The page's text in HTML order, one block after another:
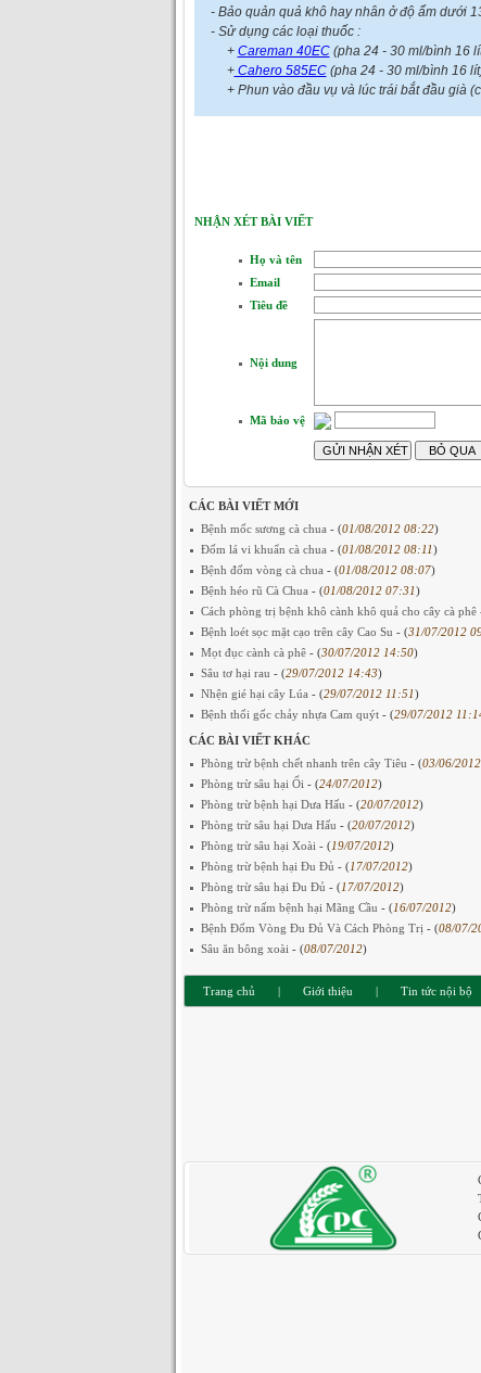
- Bảo quản quả khô hay nhân ở độ ẩm dưới
- Sử dụng các loại thuốc :
+ Careman 40EC(pha 24 - 30 ml/bình 16
+Cahero 585EC(pha 24 - 30 ml/bình 16
+ Phun vào đầu vụ và lúc trái bắt đầu già
NHẬN XÉT BÀI VIẾT
Họ và tên
Email
Tiêu đề
Nội dung
Mã bảo vệ
CÁC BÀI VIẾT MỚI
Bệnh mốc sương cà chua - (01/08/2012 08:22)
Đốm lá vi khuẩn cà chua - (01/08/2012 08:11)
Bệnh đốm vòng cà chua - (01/08/2012 08:07)
Bệnh héo rũ Cà Chua - (01/08/2012 07:31)
Cách phòng trị bệnh khô cành khô quả cho cây cà phê
Bệnh loét sọc mặt cạo trên cây Cao Su - (31/07/2012
Mọt đục cành cà phê - (30/07/2012 14:50)
Sâu tơ hại rau - (29/07/2012 14:43)
Nhện gié hại cây Lúa - (29/07/2012 11:51)
Bệnh thối gốc chảy nhựa Cam quýt - (29/07/2012
CÁC BÀI VIẾT KHÁC
Phòng trừ bệnh chết nhanh trên cây Tiêu - (03/06/2012
Phòng trừ sâu hại Ổi - (24/07/2012)
Phòng trừ bệnh hại Dưa Hấu - (20/07/2012)
Phòng trừ sâu hại Dưa Hấu - (20/07/2012)
Phòng trừ sâu hại Xoài - (19/07/2012)
Phòng trừ bệnh hại Đu Đủ - (17/07/2012)
Phòng trừ sâu hại Đu Đủ - (17/07/2012)
Phòng trừ nấm bệnh hại Mãng Cầu - (16/07/2012)
Bệnh Đốm Vòng Đu Đủ Và Cách Phòng Trị - (08/07/
Sâu ăn bông xoài - (08/07/2012)
Trang chủ | Giới thiệu | Tin tức nội bộ